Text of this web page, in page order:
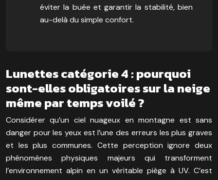
éviter la buée et garantir la stabilité, bien
au-delà du simple confort.
Lunettes catégorie 4 : pourquoi
sont-elles obligatoires sur la neige
même par temps voilé ?
Considérer qu’un ciel nuageux en montagne est sans
danger pour les yeux est l’une des erreurs les plus graves
et les plus communes. Cette perception ignore deux
phénomènes physiques majeurs qui transforment
l’environnement alpin en un véritable piège à UV. C’est